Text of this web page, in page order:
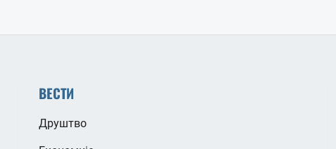
ВЕСТИ
Друштво